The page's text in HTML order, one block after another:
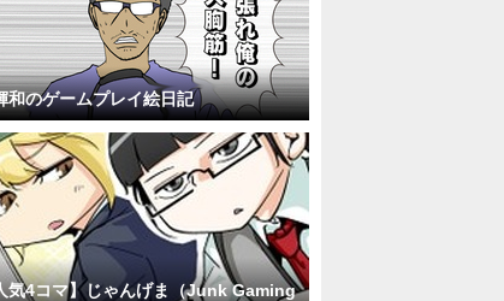
和のゲームプレイ絵日記
気4コマ】じゃんげま（Junk Gaming